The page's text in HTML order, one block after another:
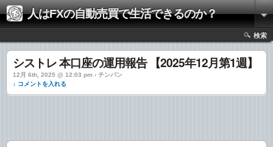
人はFXの自動売買で生活できるのか？
検索
シストレ 本口座の運用報告 【2025年12月第1週】
12月 6th, 2025 @ 12:03 pm › チンパン
↓ コメントを入れる